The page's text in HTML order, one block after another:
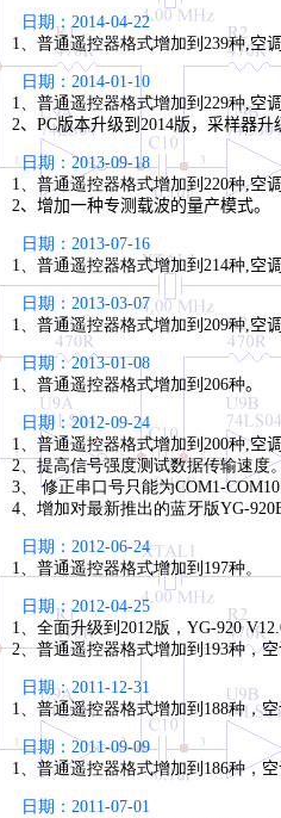
日期：2014-04-22
1、普通遥控器格式增加到239种,空
日期：2014-01-10
1、普通遥控器格式增加到229种,空
2、PC版本升级到2014版，采样器
日期：2013-09-18
1、普通遥控器格式增加到220种,空
2、增加一种专测载波的量产模式。
日期：2013-07-16
1、普通遥控器格式增加到214种,空
日期：2013-03-07
1、普通遥控器格式增加到209种,空
日期：2013-01-08
1、普通遥控器格式增加到206种。
日期：2012-09-24
1、普通遥控器格式增加到200种,空
2、提高信号强度测试数据传输速度
3、 修正串口号只能为COM1-
4、增加对最新推出的蓝牙版YG-
日期：2012-06-24
1、普通遥控器格式增加到197种。
日期：2012-04-25
1、全面升级到2012版，YG-920
2、普通遥控器格式增加到193种，
日期：2011-12-31
1、普通遥控器格式增加到188种，
日期：2011-09-09
1、普通遥控器格式增加到186种，
日期：2011-07-01